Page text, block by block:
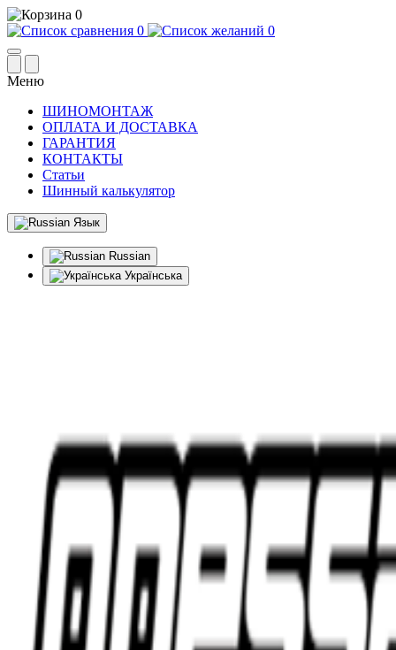
0
0
0
Меню
ШИНОМОНТАЖ
ОПЛАТА И ДОСТАВКА
ГАРАНТИЯ
КОНТАКТЫ
Статьи
Шинный калькулятор
Язык
Russian
Українська